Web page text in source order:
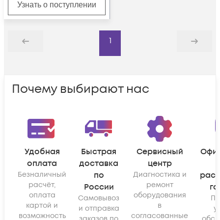
Узнать о поступлении
Назад
1
Дальше
Почему выбирают нас
Удобная
оплата
Безналичный
расчёт,
оплата
картой и
возможность
Быстрая
доставка
по
России
Самовывоз
и отправка
Сервисный
центр
Диагностика и
ремонт
оборудования
в
согласованные